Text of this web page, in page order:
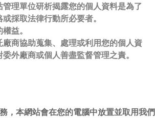
管理單位研析揭露您的個人資料是為了
採取法律行動所必要者。
益。
廠商協助蒐集、處理或利用您的個人資
外廠商或個人善盡監督管理之責。
，本網站會在您的電腦中放置並取用我們